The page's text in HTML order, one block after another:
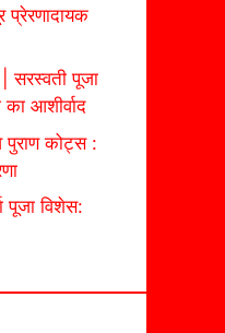
पूजा
आशीर्वाद
कोट्स :
विशेस: